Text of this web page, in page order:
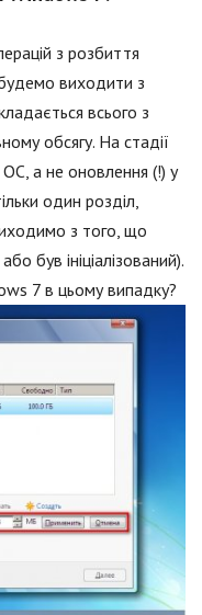
з розбиття
виходити з
всього з
обсягу. На стадії
ОС, а не оновлення (!) у
один розділ,
з того, що
був ініціалізований).
7 в цьому випадку?